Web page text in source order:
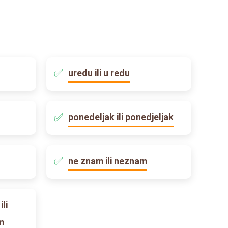
uredu ili u redu
ponedeljak ili ponedjeljak
ne znam ili neznam